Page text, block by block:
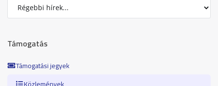
Támogatás
Támogatási jegyek